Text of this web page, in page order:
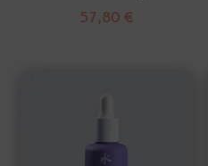
57,80 €